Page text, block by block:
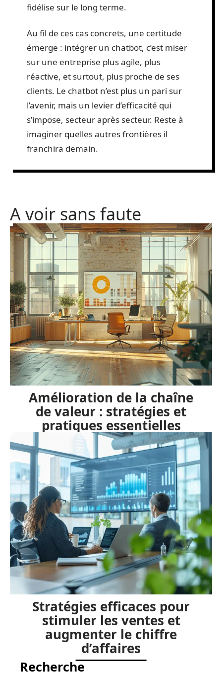
fidélise sur le long terme.
Au fil de ces cas concrets, une certitude
émerge : intégrer un chatbot, c’est miser
sur une entreprise plus agile, plus
réactive, et surtout, plus proche de ses
clients. Le chatbot n’est plus un pari sur
l’avenir, mais un levier d’efficacité qui
s’impose, secteur après secteur. Reste à
imaginer quelles autres frontières il
franchira demain.
A voir sans faute
Amélioration de la chaîne
de valeur : stratégies et
pratiques essentielles
Stratégies efficaces pour
stimuler les ventes et
augmenter le chiffre
d’affaires
Recherche